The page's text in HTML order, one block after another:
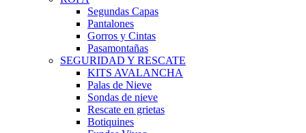
Segundas Capas
Pantalones
Gorros y Cintas
Pasamontañas
SEGURIDAD Y RESCATE
KITS AVALANCHA
Palas de Nieve
Sondas de nieve
Rescate en grietas
Botiquines